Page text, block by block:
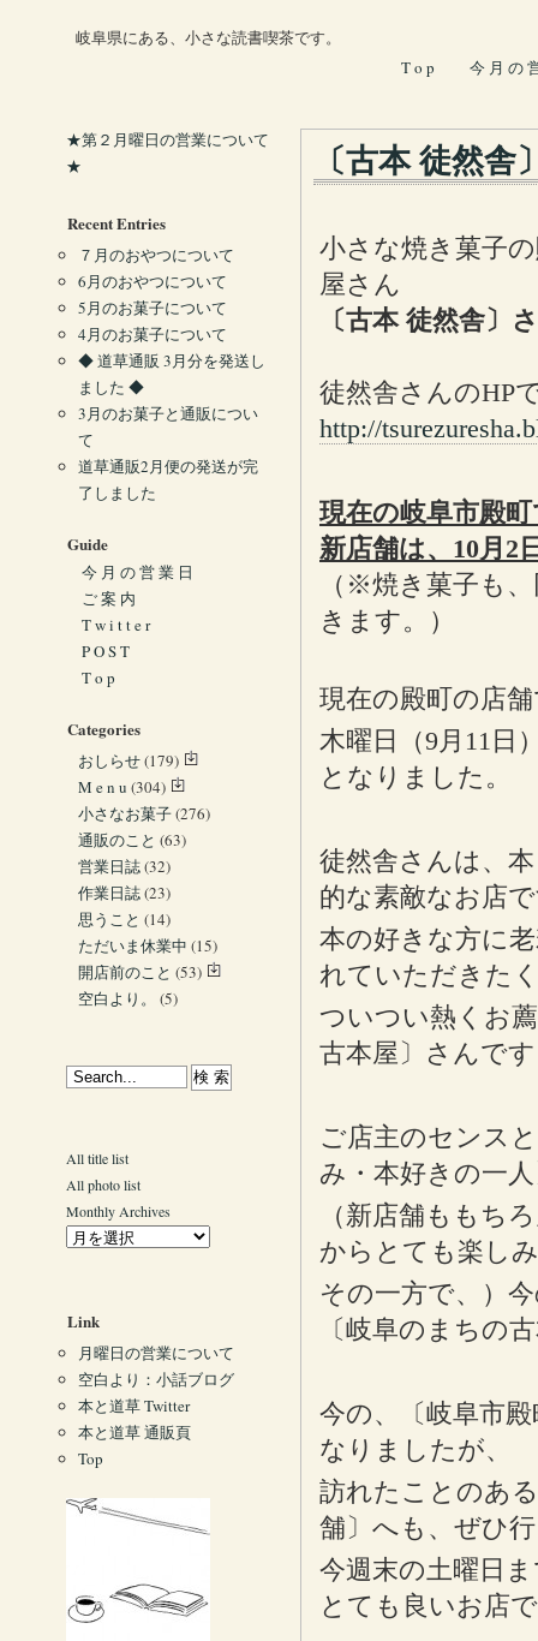
岐阜県にある、小さな読書喫茶です。
T o p
今 月 の
〔古本 徒然
小さな焼き菓子
屋さん
〔古本 徒然舎〕
徒然舎さんのHP
http://
現在の岐阜市殿
新店舗は、10月2
（※焼き菓子も
きます。）
現在の殿町の店
木曜日（9月11日
となりました。
徒然舎さんは、
的な素敵なお店
本の好きな方に
れていただきた
ついつい熱くお
古本屋〕さんで
ご店主のセンス
み・本好きの一
（新店舗ももち
からとても楽し
その一方で、）
〔岐阜のまちの
今の、〔岐阜市
なりましたが、
訪れたことのあ
舗〕へも、ぜひ
今週末の土曜日
とても良いお店
★第２月曜日の営業について
★
Recent Entries
７月のおやつについて
6月のおやつについて
5月のお菓子について
4月のお菓子について
◆ 道草通販 3月分を発送し
ました ◆
3月のお菓子と通販につい
て
道草通販2月便の発送が完
了しました
Guide
今 月 の 営 業 日
ご 案 内
T w i t t e r
P O S T
T o p
Categories
おしらせ(179)
M e n u (304)
小さなお菓子(276)
通販のこと (63)
営業日誌(32)
作業日誌(23)
思うこと (14)
ただいま休業中 (15)
開店前のこと (53)
空白より。
(5)
All title list
All photo list
Monthly Archives
Link
月曜日の営業について
空白より：小話ブログ
本と道草 Twitter
本と道草 通販頁
Top